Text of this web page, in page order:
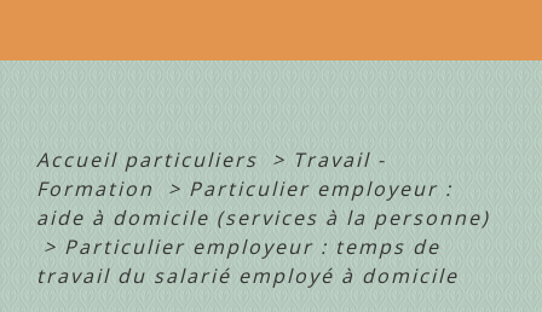
Accueil particuliers > Travail -
Formation
> Particulier employeur :
aide à domicile (services à la personne)
> Particulier employeur : temps de
travail du salarié employé à domicile